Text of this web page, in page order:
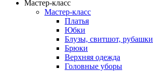
Мастер-класс
Мастер-класс
Платья
Юбки
Блузы, свитшот, рубашки
Брюки
Верхняя одежда
Головные уборы